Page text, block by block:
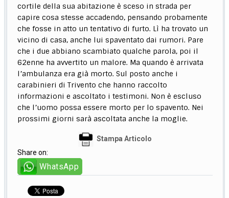
cortile della sua abitazione è sceso in strada per
capire cosa stesse accadendo, pensando probamente
che fosse in atto un tentativo di furto. Lì ha trovato un
vicino di casa, anche lui spaventato dai rumori. Pare
che i due abbiano scambiato qualche parola, poi il
62enne ha avvertito un malore. Ma quando è arrivata
l’ambulanza era già morto. Sul posto anche i
carabinieri di Trivento che hanno raccolto
informazioni e ascoltato i testimoni. Non è escluso
che l’uomo possa essere morto per lo spavento. Nei
prossimi giorni sarà ascoltata anche la moglie.
Stampa Articolo
Share on:
WhatsApp